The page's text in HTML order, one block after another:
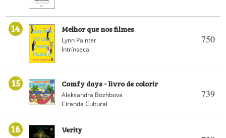
14
750
Melhor que nos filmes
Lynn Painter
Intrínseca
15
739
Comfy days - livro de colorir
Aleksandra Bozhbova
Ciranda Cultural
16 Verity